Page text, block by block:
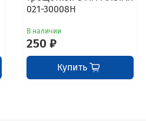
021-30008H
В наличии
250 ₽
Купить